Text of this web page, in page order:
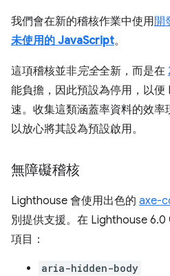
我們會在新的稽核作業中使用開
未使用的 JavaScript。
這項稽核並非完全全新，而是在
能負擔，因此預設為停用，以
速。收集這類涵蓋率資料的效
以放心將其設為預設啟用。
無障礙稽核
Lighthouse 會使用出色的 axe-
別提供支援。在 Lighthouse
項目：
aria-hidden-body